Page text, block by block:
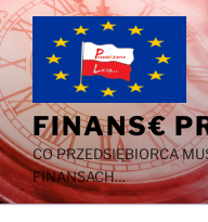
Przejdź
do
treści
FINANS€
CO PRZEDSIĘBIORCA
FINANSACH…